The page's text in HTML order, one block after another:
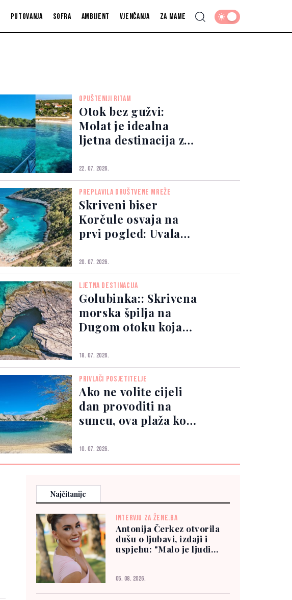
Putovanja Sofra Ambijent Vjenčanja Za mame
OPUŠTENIJI RITAM
Otok bez gužvi:
Molat je idealna
ljetna destinacija za
22. 07. 2026.
PREPLAVILA DRUŠTVENE MREŽE
Skriveni biser
Korčule osvaja na
prvi pogled: Uvala
najljepšom na
Jadranu
20. 07. 2026.
LJETNA DESTINACIJA
Golubinka:: Skrivena
morska špilja na
Dugom otoku koja
18. 07. 2026.
PRIVLAČI POSJETITELJE
Ako ne volite cijeli
dan provoditi na
suncu, ova plaža kod
osvojiti
10. 07. 2026.
Najčitanije
INTERVJU ZA ŽENE.BA
Antonija Čerkez otvorila
dušu o ljubavi, izdaji i
uspjehu: "Malo je ljudi
05. 08. 2026.